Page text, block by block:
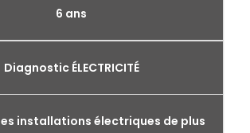
6 ans
Diagnostic ÉLECTRICITÉ
installations électriques de plus